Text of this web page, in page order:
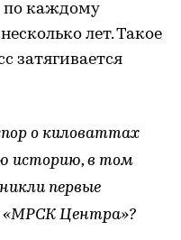
по каждому
лет. Такое
затягивается
о киловаттах
историю, в том
первые
«МРСК Центра»?